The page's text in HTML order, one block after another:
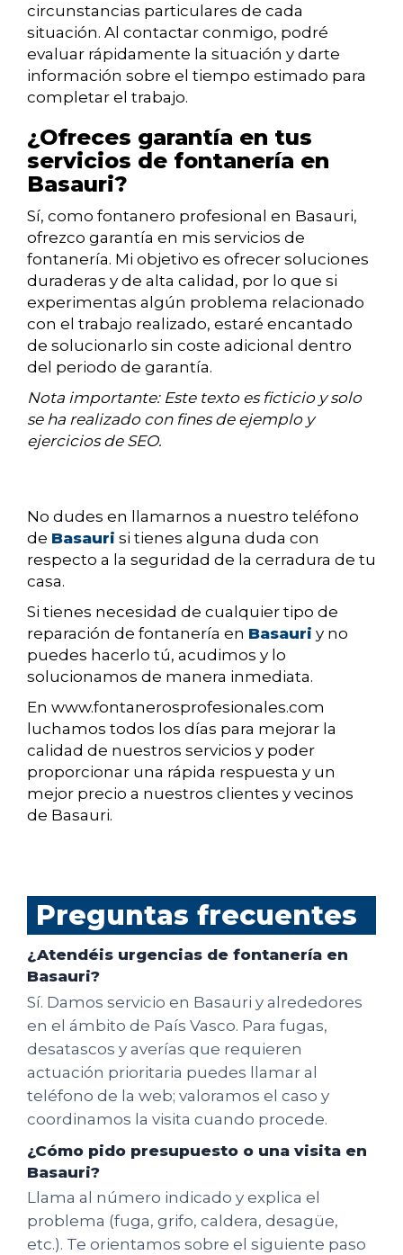
circunstancias particulares de cada
situación. Al contactar conmigo, podré
evaluar rápidamente la situación y darte
información sobre el tiempo estimado para
completar el trabajo.
¿Ofreces garantía en tus
servicios de fontanería en
Basauri?
Sí, como fontanero profesional en Basauri,
ofrezco garantía en mis servicios de
fontanería. Mi objetivo es ofrecer soluciones
duraderas y de alta calidad, por lo que si
experimentas algún problema relacionado
con el trabajo realizado, estaré encantado
de solucionarlo sin coste adicional dentro
del periodo de garantía.
Nota importante: Este texto es ficticio y solo
se ha realizado con fines de ejemplo y
ejercicios de SEO.
No dudes en llamarnos a nuestro teléfono
de Basauri si tienes alguna duda con
respecto a la seguridad de la cerradura de tu
casa.
Si tienes necesidad de cualquier tipo de
reparación de fontanería en Basauri y no
puedes hacerlo tú, acudimos y lo
solucionamos de manera inmediata.
En www.fontanerosprofesionales.com
luchamos todos los días para mejorar la
calidad de nuestros servicios y poder
proporcionar una rápida respuesta y un
mejor precio a nuestros clientes y vecinos
de Basauri.
Preguntas frecuentes
¿Atendéis urgencias de fontanería en
Basauri?
Sí. Damos servicio en Basauri y alrededores
en el ámbito de País Vasco. Para fugas,
desatascos y averías que requieren
actuación prioritaria puedes llamar al
teléfono de la web; valoramos el caso y
coordinamos la visita cuando procede.
¿Cómo pido presupuesto o una visita en
Basauri?
Llama al número indicado y explica el
problema (fuga, grifo, caldera, desagüe,
etc.). Te orientamos sobre el siguiente paso